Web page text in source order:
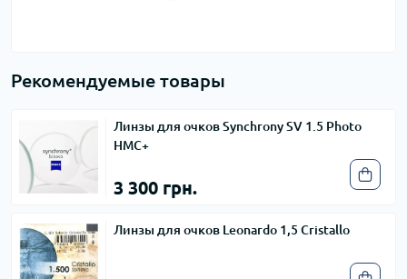
Рекомендуемые товары
Линзы для очков Synchrony SV 1.5 Photo
HMC+
3 300 грн.
Линзы для очков Leonardo 1,5 Cristallo